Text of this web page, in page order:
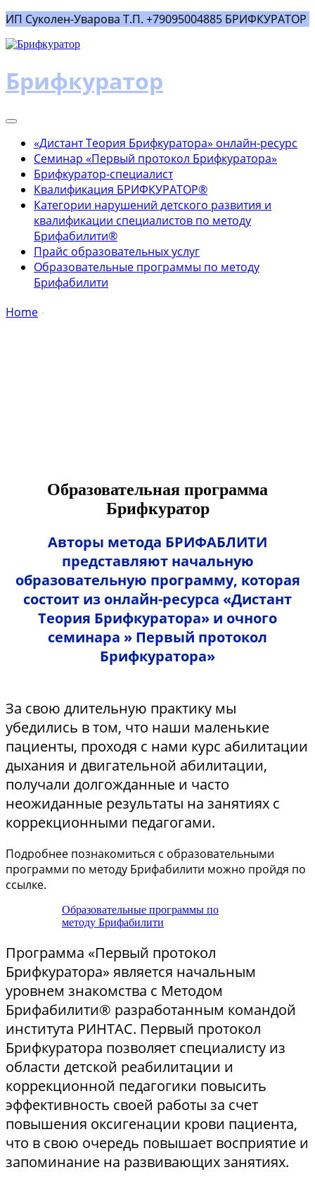
ИП Суколен-Уварова Т.П. +79095004885 БРИФКУРАТОР
Брифкуратор
Toggle
«Дистант Теория Брифкуратора» онлайн-ресурс
Семинар «Первый протокол Брифкуратора»
Брифкуратор-специалист
Квалификация БРИФКУРАТОР®
Категории нарушений детского развития и
квалификации специалистов по методу
Брифабилити®
Прайс образовательных услуг
Образовательные программы по методу
Брифабилити
Home-
Образовательная программа
Брифкуратор
Авторы метода БРИФАБЛИТИ
представляют начальную
образовательную программу, которая
состоит из онлайн-ресурса «Дистант
Теория Брифкуратора» и очного
семинара » Первый протокол
Брифкуратора»
За свою длительную практику мы
убедились в том, что наши маленькие
пациенты, проходя с нами курс абилитации
дыхания и двигательной абилитации,
получали долгожданные и часто
неожиданные результаты на занятиях с
коррекционными педагогами.
Подробнее познакомиться с образовательными
программи по методу Брифабилити можно пройдя по
ссылке.
Образовательные программы по
методу Брифабилити
Программа «Первый протокол
Брифкуратора» является начальным
уровнем знакомства с Методом
Брифабилити® разработанным командой
института РИНТАС. Первый протокол
Брифкуратора позволяет специалисту из
области детской реабилитации и
коррекционной педагогики повысить
эффективность своей работы за счет
повышения оксигенации крови пациента,
что в свою очередь повышает восприятие и
запоминание на развивающих занятиях.